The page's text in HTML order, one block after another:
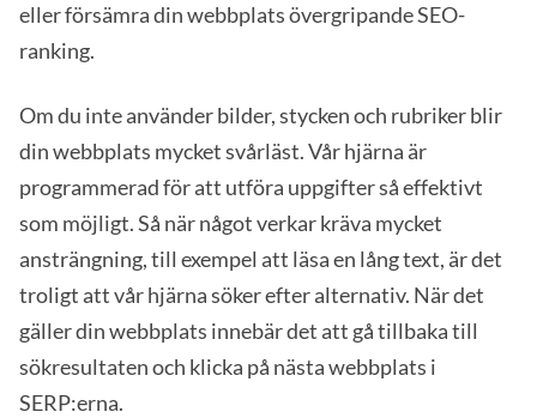
eller försämra din webbplats övergripande SEO-
ranking.
Om du inte använder bilder, stycken och rubriker blir
din webbplats mycket svårläst. Vår hjärna är
programmerad för att utföra uppgifter så effektivt
som möjligt. Så när något verkar kräva mycket
ansträngning, till exempel att läsa en lång text, är det
troligt att vår hjärna söker efter alternativ. När det
gäller din webbplats innebär det att gå tillbaka till
sökresultaten och klicka på nästa webbplats i
SERP:erna.